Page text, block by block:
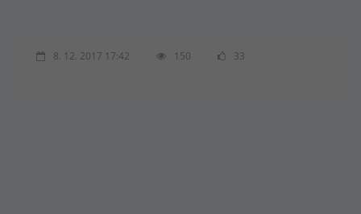
8. 12. 2017 17:42 150 33